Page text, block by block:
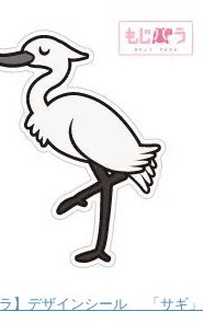
ラ】デザインシール 「サギ」